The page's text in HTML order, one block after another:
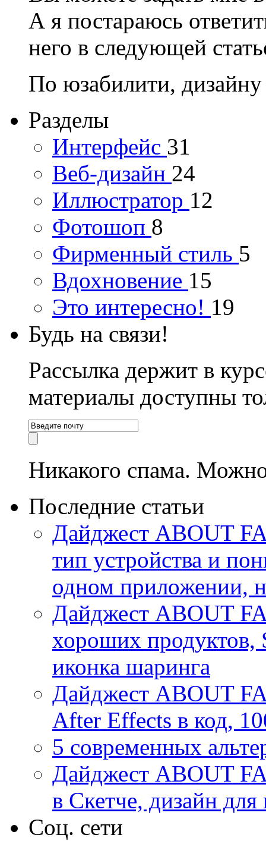
А я постараюсь
него в следующей
По юзабилити,
Разделы
Интерфейс 31
Веб-дизайн 24
Иллюстратор 12
Фотошоп 8
Фирменный стиль 5
Вдохновение 15
Это интересно! 19
Будь на связи!
Рассылка держит в
материалы доступны
Никакого спама.
Последние статьи
Дайджест ABOUT
тип устройства и
одном приложении,
Дайджест ABOUT
хороших продуктов,
иконка шаринга
Дайджест ABOUT
After Effects в код,
5 современных
Дайджест ABOUT
в Скетче, дизайн для
Соц. сети